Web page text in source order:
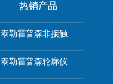
热销产品
泰勒霍普森非接触式轮廓仪
泰勒霍普森轮廓仪|TAYLOR